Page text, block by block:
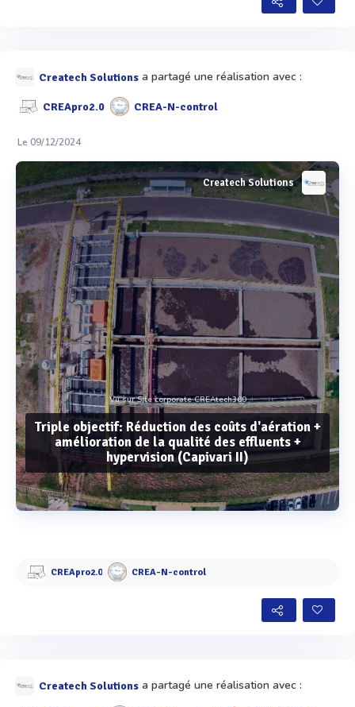
Createch Solutions a partagé une réalisation avec :
CREApro2.0 CREA-N-control
Le 09/12/2024
Createch Solutions
Vu sur Site corporate CREAtech360
Triple objectif: Réduction des coûts d'aération +
amélioration de la qualité des effluents +
hypervision (Capivari II)
Voir plus
CREApro2.0 CREA-N-control
Createch Solutions a partagé une réalisation avec :